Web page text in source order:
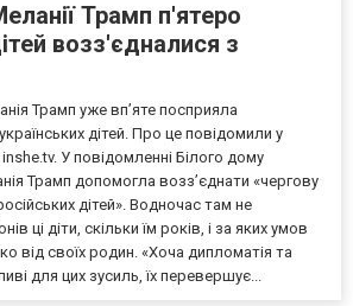
Трамп п'ятеро
возз'єдналися з
Трамп уже впʼяте посприяла
дітей. Про це повідомили у
У повідомленні Білого дому
Трамп допомогла возз’єднати «чергову
дітей». Водночас там не
ці діти, скільки їм років, і за яких умов
від своїх родин. «Хоча дипломатія та
для цих зусиль, їх перевершує...